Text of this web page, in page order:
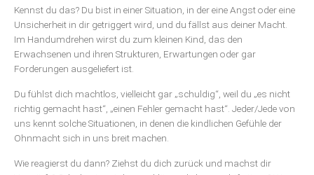
Themen
und
Energien
Kennst du das? Du bist in einer Situation, in der eine Angst oder eine
Unsicherheit in dir getriggert wird, und du fällst aus deiner Macht.
Im Handumdrehen wirst du zum kleinen Kind, das den
Erwachsenen und ihren Strukturen, Erwartungen oder gar
Forderungen ausgeliefert ist.
Du fühlst dich machtlos, vielleicht gar „schuldig“, weil du „es nicht
richtig gemacht hast“, „einen Fehler gemacht hast“. Jeder/Jede von
uns kennt solche Situationen, in denen die kindlichen Gefühle der
Ohnmacht sich in uns breit machen.
Wie reagierst du dann? Ziehst du dich zurück und machst dir